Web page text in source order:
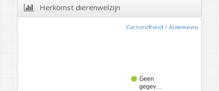
Herkomst dierenwelzijn
Gezondheid /Algemeen
Geen
gegev…